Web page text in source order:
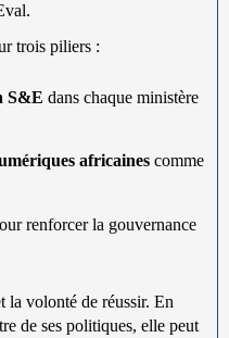
trois piliers :
S&E dans chaque ministère
africainescomme
renforcer la gouvernance
la volonté de réussir. En
de ses politiques, elle peut